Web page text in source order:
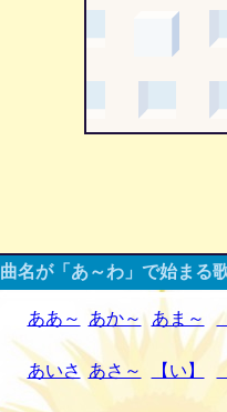
曲名が「あ～わ」で始まる
ああ～ あか～ あま～
あいさ あさ～ 【い】